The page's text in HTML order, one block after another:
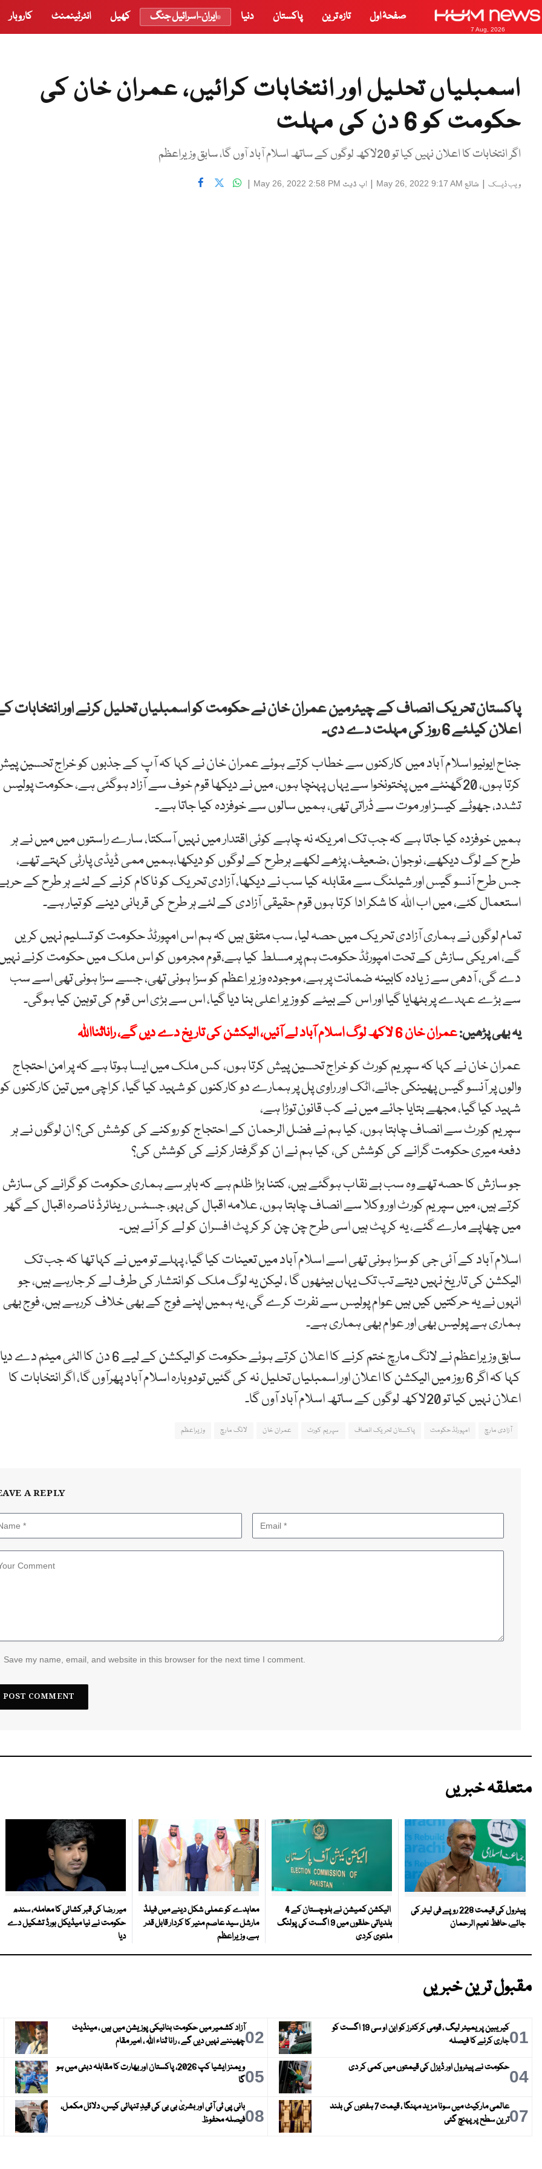
7 Aug, 2026
صفحۂ اول تازہ ترین پاکستان دنیا ایران-اسرائیل جنگ کھیل انٹرٹینمنٹ کاروبار
اسمبلیاں تحلیل اور انتخابات کرائیں، عمران خان کی
حکومت کو 6 دن کی مہلت
اگر انتخابات کا اعلان نہیں کیا تو 20لاکھ لوگوں کے ساتھ اسلام آباد آوں گا، سابق وزیراعظم
ویب ڈیسک | شائع May 26, 2022 9:17 AM
| اپ ڈیٹ May 26, 2022 2:58 PM
|
پاکستان تحریک انصاف کے چیئرمین عمران خان نے حکومت کو اسمبلیاں تحلیل کرنے اور انتخابات
اعلان کیلئے 6 روز کی مہلت دے دی۔
جناح ایونیو اسلام آباد میں کارکنوں سے خطاب کرتے ہوئے عمران خان نے کہا کہ آپ کے جذبوں کو خراج تحسین
کرتا ہوں، 20گھنٹے میں پختونخوا سے یہاں پہنچا ہوں، میں نے دیکھا قوم خوف سے آزاد ہوگئی ہے، حکومت پولیس
تشدد، جھوٹے کیسز اور موت سے ڈراتی تھی، ہمیں سالوں سے خوفزدہ کیا جاتا ہے۔
ہمیں خوفزدہ کیا جاتا ہے کہ جب تک امریکہ نہ چاہے کوئی اقتدار میں نہیں آسکتا، سارے راستوں میں میں نے ہر
طرح کے لوگ دیکھے، نوجوان ،ضعیف، پڑھے لکھے ہرطرح کے لوگوں کو دیکھا،ہمیں ممی ڈیڈی پارٹی کہتے تھے،
جس طرح آنسو گیس اور شیلنگ سے مقابلہ کیا سب نے دیکھا، آزادی تحریک کو ناکام کرنے کے لئے ہر طرح کے
استعمال کئے، میں اب اللہ کا شکر ادا کرتا ہوں قوم حقیقی آزادی کے لئے ہر طرح کی قربانی دینے کو تیار ہے۔
تمام لوگوں نے ہماری آزادی تحریک میں حصہ لیا، سب متفق ہیں کہ ہم اس امپورٹڈ حکومت کو تسلیم نہیں کریں
گے، امریکی سازش کے تحت امپورٹڈ حکومت ہم پر مسلط کیا ہے،قوم مجرموں کو اس ملک میں حکومت کرنے
دے گی، آدھی سے زیادہ کابینہ ضمانت پر ہے، موجودہ وزیر اعظم کو سزا ہونی تھی، جسے سزا ہونی تھی اسے سب
سے بڑے عہدے پر بٹھایا گیا اور اس کے بیٹے کو وزیر اعلی بنا دیا گیا، اس سے بڑی اس قوم کی توہین کیا ہوگی۔
یہ بھی پڑھیں:عمران خان 6 لاکھ لوگ اسلام آباد لے آئیں، الیکشن کی تاریخ دے دیں گے، راناثنااللہ
عمران خان نے کہا کہ سپریم کورٹ کو خراج تحسین پیش کرتا ہوں، کس ملک میں ایسا ہوتا ہے کہ پر امن احتجاج
والوں پر آنسو گیس پھینکی جائے، اٹک اور راوی پل پر ہمارے دو کارکنوں کو شہید کیا گیا، کراچی میں تین کارکنوں کو
شہید کیا گیا، مجھے بتایا جائے میں نے کب قانون توڑا ہے،
سپریم کورٹ سے انصاف چاہتا ہوں، کیا ہم نے فضل الرحمان کے احتجاج کو روکنے کی کوشش کی؟ ان لوگوں نے ہر
دفعہ میری حکومت گرانے کی کوشش کی، کیا ہم نے ان کو گرفتار کرنے کی کوشش کی؟
جو سازش کا حصہ تھے وہ سب بے نقاب ہوگئے ہیں، کتنا بڑا ظلم ہے کہ باہر سے ہماری حکومت کو گرانے کی سازش
کرتے ہیں، میں سپریم کورٹ اور وکلا سے انصاف چاہتا ہوں، علامہ اقبال کی بہو، جسٹس ریٹائرڈ ناصرہ اقبال کے گھر
میں چھاپے مارے گئے، یہ کرپٹ ہیں اسی طرح چن چن کر کرپٹ افسران کو لے کر آئے ہیں۔
اسلام آباد کے آئی جی کو سزا ہونی تھی اسے اسلام آباد میں تعینات کیا گیا، پہلے تو میں نے کہا تھا کہ جب تک
الیکشن کی تاریخ نہیں دیتے تب تک یہاں بیٹھوں گا ، لیکن یہ لوگ ملک کو انتشار کی طرف لے کر جارہے ہیں، جو
انہوں نے یہ حرکتیں کیں ہیں عوام پولیس سے نفرت کرے گی، یہ ہمیں اپنے فوج کے بھی خلاف کررہے ہیں، فوج بھی
ہماری ہے پولیس بھی اور عوام بھی ہماری ہے۔
سابق وزیراعظم نے لانگ مارچ ختم کرنے کا اعلان کرتے ہوئے حکومت کو الیکشن کے لیے 6 دن کا الٹی میٹم
کہا کہ اگر 6 روز میں الیکشن کا اعلان اور اسمبلیاں تحلیل نہ کی گئیں تودوبارہ اسلام آباد پھرآوں گا، اگر انتخابات کا
اعلان نہیں کیا تو 20لاکھ لوگوں کے ساتھ اسلام آباد آوں گا۔
آزادی مارچ امپورٹڈ حکومت پاکستان تحریک انصاف سپریم کورٹ عمران خان لانگ مارچ وزیراعظم
A REPLY
Save my name, email, and website in this browser for the next time I comment.
متعلقہ خبریں
پیٹرول کی قیمت 228 روپے فی لیٹر کی
جائے، حافظ نعیم الرحمان
الیکشن کمیشن نے بلوچستان کے 4
بلدیاتی حلقوں میں 9 اگست کی پولنگ
ملتوی کردی
معاہدے کو عملی شکل دینے میں فیلڈ
مارشل سید عاصم منیر کا کردار قابل قدر
ہے، وزیراعظم
میر رضا کی قبر کشائی کا معاملہ، سندھ
حکومت نے نیا میڈیکل بورڈ تشکیل دے
دیا
مقبول ترین خبریں
01
کیریبین پریمیئر لیگ ، قومی کرکٹرز کو این او سی 19 اگست کو
جاری کرنے کا فیصلہ
02آزاد کشمیر میں حکومت بنانیکی پوزیشن میں ہیں ، مینڈیٹ
چھیننے نہیں دیں گے ، رانا ثناء اللہ ، امیر مقام
04حکومت نے پیٹرول اور ڈیزل کی قیمتوں میں کمی کر دی 05
ویمنز ایشیا کپ 2026، پاکستان اور بھارت کا مقابلہ دبئی میں ہو
گا
07
عالمی مارکیٹ میں سونا مزید مہنگا ، قیمت 7 ہفتوں کی بلند
ترین سطح پر پہنچ گئی
08بانی پی ٹی آئی اور بشریٰ بی بی کی قیدِ تنہائی کیس، دلائل مکمل،
فیصلہ محفوظ